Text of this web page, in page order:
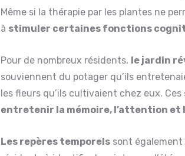
Même si la thérapie par les plantes ne
à stimuler certaines fonctions
Pour de nombreux résidents, le jardin
souviennent du potager qu’ils
les fleurs qu’ils cultivaient chez eux.
entretenir la mémoire, l’attention
Les repères temporels sont